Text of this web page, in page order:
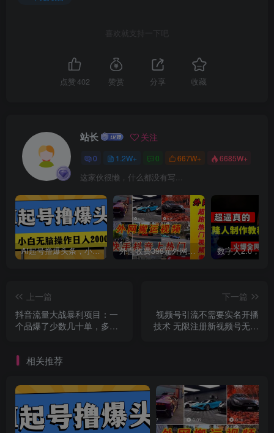
喜欢就支持一下吧
点赞402 赞赏 分享 收藏
站长 关注
0 1.2W+ 0 667W+ 6685W+
这家伙很懒，什么都没有写...
AI起号撸爆头条，小白也能操作，日入2000+ 外面收费398元外网超跑豪车汽车视频搬运至快手抖音上热门项目
上一篇
抖音流量大战暴利项目：一
个品爆了少数几十单，多则
下一篇
视频号引流不需要实名开播
技术 无限注册新视频号无限
相关推荐